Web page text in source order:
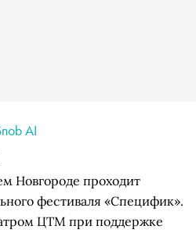
AI
Новгороде проходит
фестиваля «Специфик».
ЦТМ при поддержке